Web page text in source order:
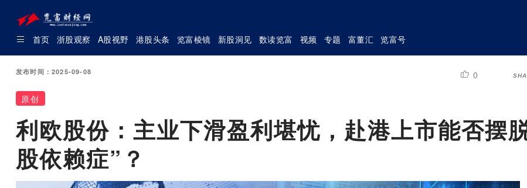
首页 浙股观察 A股视野 港股头条 览富棱镜 新股洞见 数读览富 视频 专题 富董汇 览富号
发布时间：2025-09-08 0
原创
利欧股份：主业下滑盈利堪忧，赴港上市能否摆
股依赖症”？